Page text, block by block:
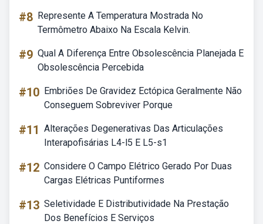
#8 Represente A Temperatura Mostrada No
Termômetro Abaixo Na Escala Kelvin.
#9 Qual A Diferença Entre Obsolescência Planejada E
Obsolescência Percebida
#10 Embriões De Gravidez Ectópica Geralmente Não
Conseguem Sobreviver Porque
#11 Alterações Degenerativas Das Articulações
Interapofisárias L4-l5 E L5-s1
#12 Considere O Campo Elétrico Gerado Por Duas
Cargas Elétricas Puntiformes
#13 Seletividade E Distributividade Na Prestação
Dos Benefícios E Serviços